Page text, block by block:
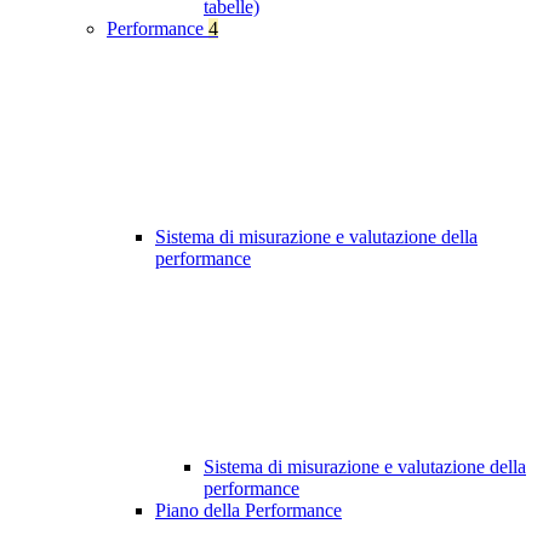
tabelle)
Performance 4
Sistema di misurazione e valutazione della
performance
Sistema di misurazione e valutazione della
performance
Piano della Performance